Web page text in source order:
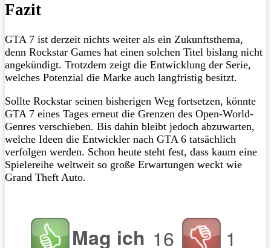
Fazit
GTA 7 ist derzeit nichts weiter als ein Zukunftsthema,
denn Rockstar Games hat einen solchen Titel bislang nicht
angekündigt. Trotzdem zeigt die Entwicklung der Serie,
welches Potenzial die Marke auch langfristig besitzt.
Sollte Rockstar seinen bisherigen Weg fortsetzen, könnte
GTA 7 eines Tages erneut die Grenzen des Open-World-
Genres verschieben. Bis dahin bleibt jedoch abzuwarten,
welche Ideen die Entwickler nach GTA 6 tatsächlich
verfolgen werden. Schon heute steht fest, dass kaum eine
Spielereihe weltweit so große Erwartungen weckt wie
Grand Theft Auto.
Mag ich 16 1